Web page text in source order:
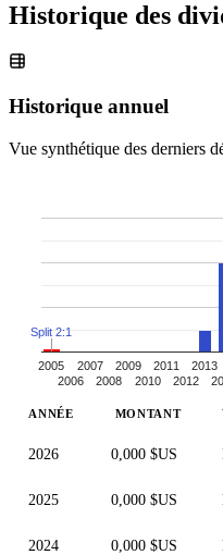
Historique des
Historique annuel
Vue synthétique des derniers
2005
2006
2007
2008
2009
2010
2011
2012
2013
Split 2:1
ANNÉE MONTANT
2026 0,000 $US
2025 0,000 $US
2024 0,000 $US